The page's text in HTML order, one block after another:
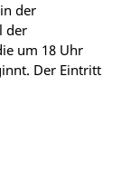
der
der
um 18 Uhr
Der Eintritt